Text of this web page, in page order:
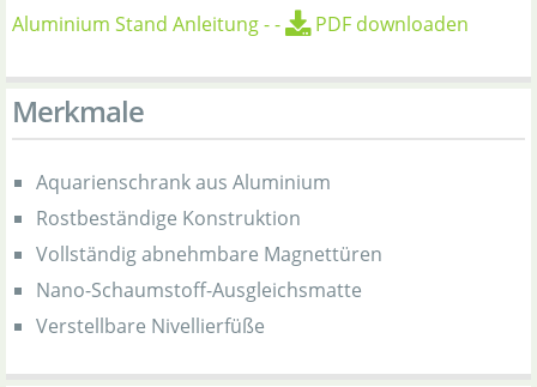
Aluminium Stand Anleitung-- PDF downloaden
Merkmale
Aquarienschrank aus Aluminium
Rostbeständige Konstruktion
Vollständig abnehmbare Magnettüren
Nano-Schaumstoff-Ausgleichsmatte
Verstellbare Nivellierfüße